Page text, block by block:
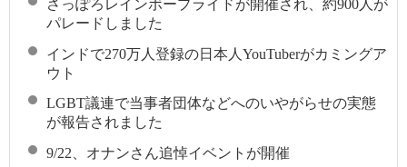
さっぽろレインボープライドが開催され、約900人が
パレードしました
インドで270万人登録の日本人YouTuberがカミングア
ウト
LGBT議連で当事者団体などへのいやがらせの実態
が報告されました
9/22、オナンさん追悼イベントが開催